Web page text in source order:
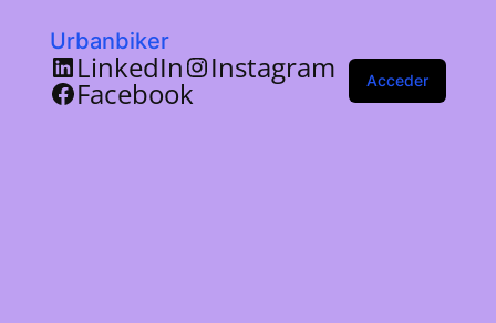
Urbanbiker
LinkedIn Instagram
Facebook Acceder